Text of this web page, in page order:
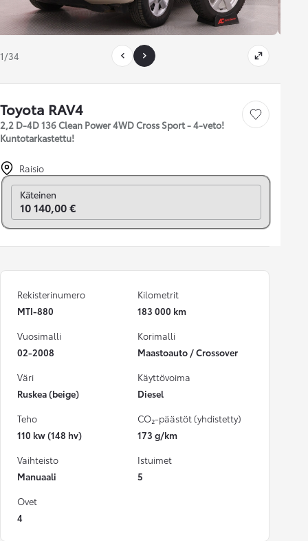
1/34
Toyota RAV4
2,2 D-4D 136 Clean Power 4WD Cross Sport - 4-veto!
Kuntotarkastettu!
Tallenna auto
Raisio
Vaihda rahoitukseen
Käteinen
10 140,00 €
Rekisterinumero
MTI-880
Kilometrit
183 000 km
Vuosimalli
02-2008
Korimalli
Maastoauto / Crossover
Väri
Ruskea (beige)
Käyttövoima
Diesel
Teho
110 kw (148 hv)
CO₂-päästöt (yhdistetty)
173 g/km
Vaihteisto
Manuaali
Istuimet
5
Ovet
4